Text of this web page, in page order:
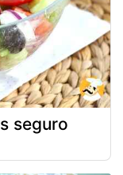
seguro